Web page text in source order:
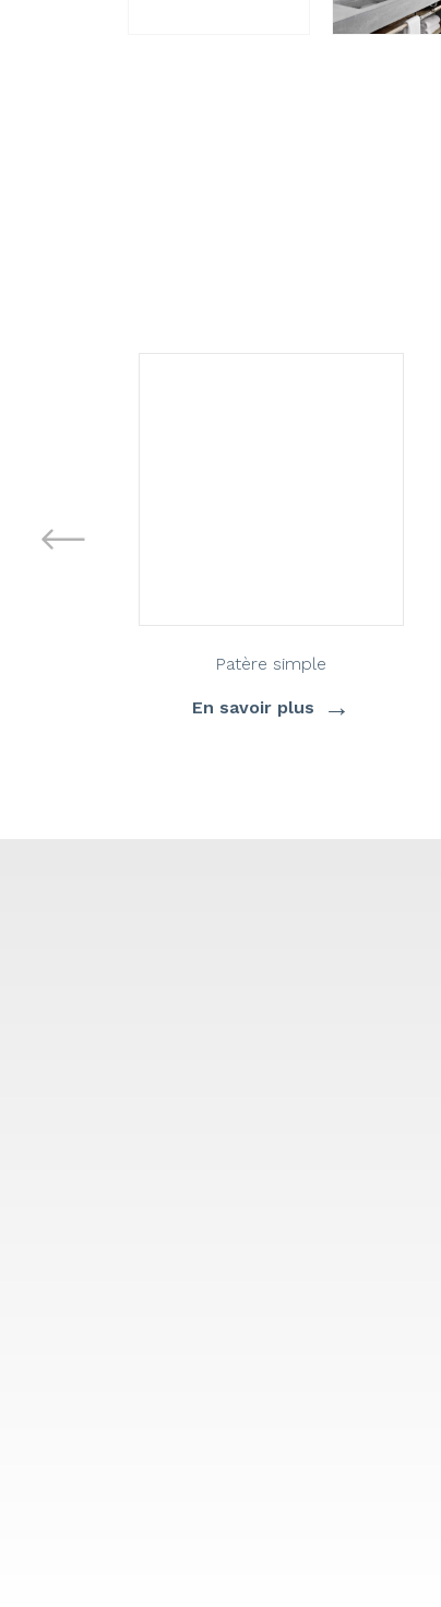
Patère simple
En savoir plus →